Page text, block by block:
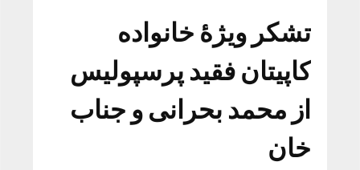
تشکر ویژۀ خانواده
کاپیتان فقید پرسپولیس
از محمد بحرانی و جناب
خان